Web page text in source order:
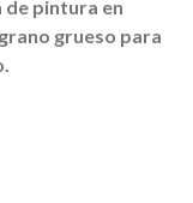
de pintura en
grueso para